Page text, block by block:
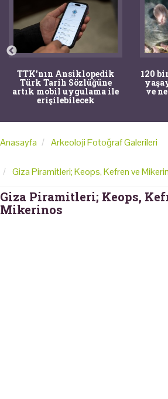
TTK'nın Ansiklopedik
Türk Tarih Sözlüğüne
artık mobil uygulama ile
erişilebilecek
120
ve
Anasayfa Arkeoloji Fotoğraf Galerileri
Giza Piramitleri; Keops, Kefren ve
Giza Piramitleri; Keops,
Mikerinos